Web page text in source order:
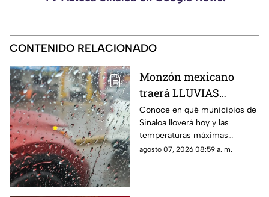
CONTENIDO RELACIONADO
Monzón mexicano
traerá LLUVIAS
FUERTES para Sinaloa
HOY: conoce en qué
municipios
Conoce en qué municipios de
Sinaloa lloverá hoy y las
temperaturas máximas
esperadas: este es el
agosto 07, 2026 08:59 a. m.